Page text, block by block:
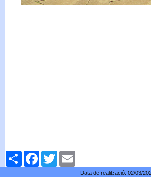
ComparteixFacebookTwitter
Data de realització: 02/03/